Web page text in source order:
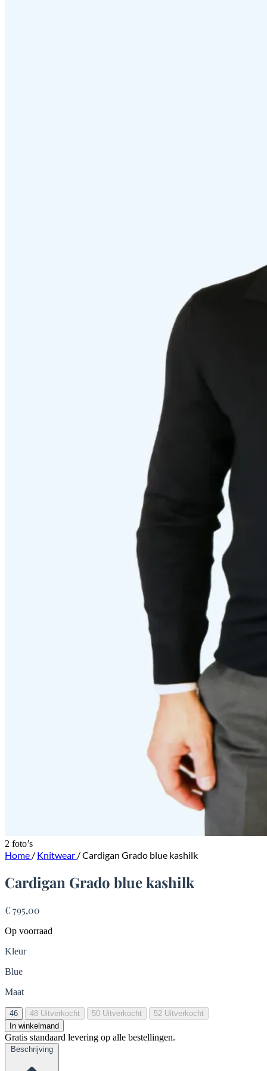
2 foto’s
Home / Knitwear /Cardigan Grado blue kashilk
Cardigan Grado blue kashilk
€ 795,00
Op voorraad
Kleur
Blue
Maat
46 48 Uitverkocht 50 Uitverkocht 52 Uitverkocht
In winkelmand
Gratis standaard levering op alle bestellingen.
Beschrijving